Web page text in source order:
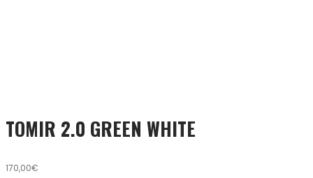
TOMIR 2.0 GREEN WHITE
170,00€